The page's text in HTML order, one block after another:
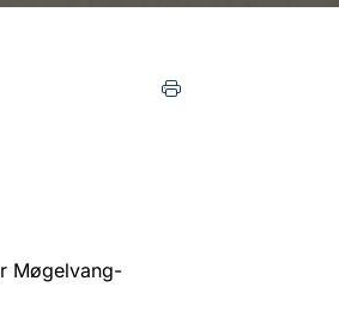
Møgelvang-